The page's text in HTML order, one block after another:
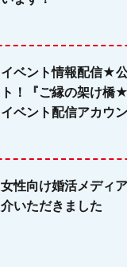
イベント情報配信★
ト！『ご縁の架け橋
イベント配信アカウン
女性向け婚活メディ
介いただきました